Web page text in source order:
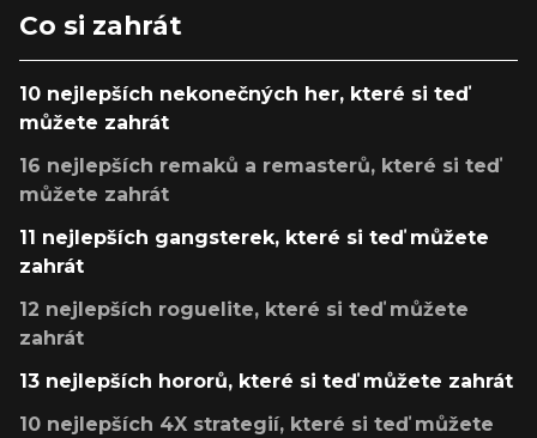
Co si zahrát
10 nejlepších nekonečných her, které si teď
můžete zahrát
16 nejlepších remaků a remasterů, které si teď
můžete zahrát
11 nejlepších gangsterek, které si teď můžete
zahrát
12 nejlepších roguelite, které si teď můžete
zahrát
13 nejlepších hororů, které si teď můžete zahrát
10 nejlepších 4X strategií, které si teď můžete